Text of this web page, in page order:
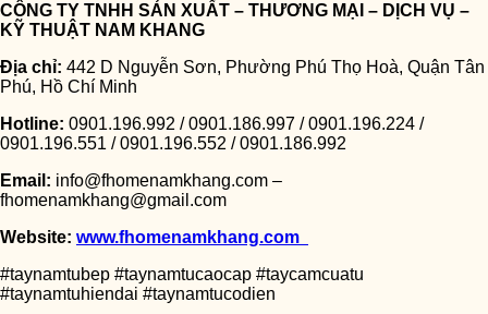
CÔNG TY TNHH SẢN XUẤT – THƯƠNG MẠI – DỊCH VỤ –
KỸ THUẬT NAM KHANG
Địa chỉ: 442 D Nguyễn Sơn, Phường Phú Thọ Hoà, Quận Tân
Phú, Hồ Chí Minh
Hotline: 0901.196.992 / 0901.186.997 / 0901.196.224 /
0901.196.551 / 0901.196.552 / 0901.186.992
Email: info@fhomenamkhang.com –
fhomenamkhang@gmail.com
Website: www.fhomenamkhang.com
#taynamtubep #taynamtucaocap #taycamcuatu
#taynamtuhiendai #taynamtucodien